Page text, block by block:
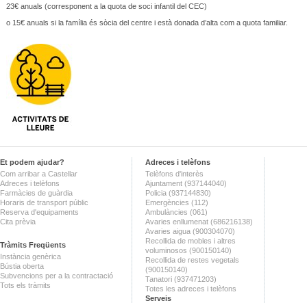
23€ anuals (corresponent a la quota de soci infantil del CEC)
o 15€ anuals si la família és sòcia del centre i està donada d’alta com a quota familiar.
Et podem ajudar?
Com arribar a Castellar
Adreces i telèfons
Farmàcies de guàrdia
Horaris de transport públic
Reserva d'equipaments
Cita prèvia
Tràmits Freqüents
Instància genèrica
Bústia oberta
Subvencions per a la contractació
Tots els tràmits
Adreces i telèfons
Telèfons d'interès
Ajuntament (937144040)
Policia (937144830)
Emergències (112)
Ambulàncies (061)
Avaries enllumenat (686216138)
Avaries aigua (900304070)
Recollida de mobles i altres
voluminosos (900150140)
Recollida de restes vegetals
(900150140)
Tanatori (937471203)
Totes les adreces i telèfons
Serveis